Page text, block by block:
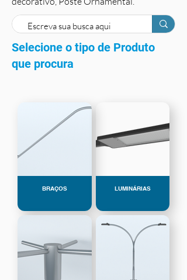
Selecione o tipo de Produto
que procura
BRAÇOS LUMINÁRIAS